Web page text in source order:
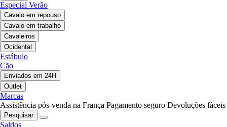
Especial Verão
Cavalo em repouso
Cavalo em trabalho
Cavaleiros
Ocidental
Estábulo
Cão
Enviados em 24H
Outlet
Marcas
Assistência pós-venda na França Pagamento seguro Devoluções fáceis
Pesquisar
Saldos